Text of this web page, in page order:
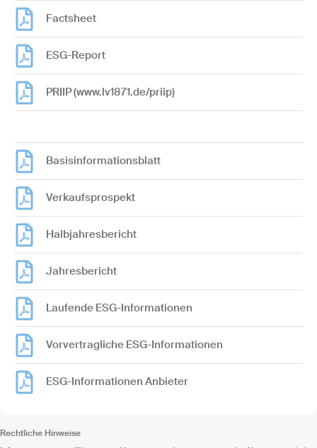
Factsheet
ESG-Report
PRIIP (www.lv1871.de/priip)
Basisinformationsblatt
Verkaufsprospekt
Halbjahresbericht
Jahresbericht
Laufende ESG-Informationen
Vorvertragliche ESG-Informationen
ESG-Informationen Anbieter
Rechtliche Hinweise